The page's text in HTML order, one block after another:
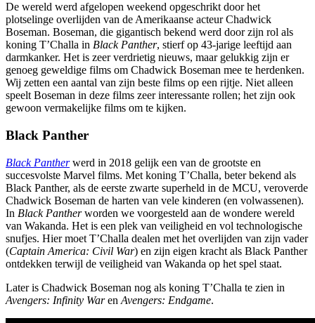
De wereld werd afgelopen weekend opgeschrikt door het
plotselinge overlijden van de Amerikaanse acteur Chadwick
Boseman. Boseman, die gigantisch bekend werd door zijn rol als
koning T’Challa in Black Panther, stierf op 43-jarige leeftijd aan
darmkanker. Het is zeer verdrietig nieuws, maar gelukkig zijn er
genoeg geweldige films om Chadwick Boseman mee te herdenken.
Wij zetten een aantal van zijn beste films op een rijtje. Niet alleen
speelt Boseman in deze films zeer interessante rollen; het zijn ook
gewoon vermakelijke films om te kijken.
Black Panther
Black Pantherwerd in 2018 gelijk een van de grootste en
succesvolste Marvel films. Met koning T’Challa, beter bekend als
Black Panther, als de eerste zwarte superheld in de MCU, veroverde
Chadwick Boseman de harten van vele kinderen (en volwassenen).
In Black Pantherworden we voorgesteld aan de wondere wereld
van Wakanda. Het is een plek van veiligheid en vol technologische
snufjes. Hier moet T’Challa dealen met het overlijden van zijn vader
(Captain America: Civil War) en zijn eigen kracht als Black Panther
ontdekken terwijl de veiligheid van Wakanda op het spel staat.
Later is Chadwick Boseman nog als koning T’Challa te zien in
Avengers: Infinity Waren Avengers: Endgame.